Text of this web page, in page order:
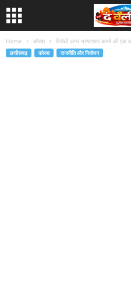
Home कोरबा विरोधी अगर भ्रष्टाचार करने की एक
छत्तीसगढ़ कोरबा राजनीति और निर्वाचन